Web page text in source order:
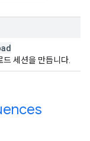
세션을 만듭니다.